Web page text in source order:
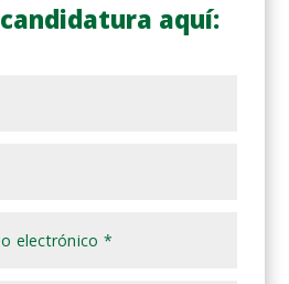
aquí: